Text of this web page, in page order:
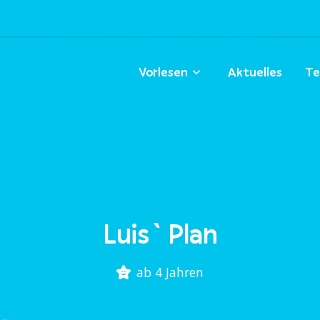
Vorlesen Aktuelles
Luis` Plan
ab 4 Jahren